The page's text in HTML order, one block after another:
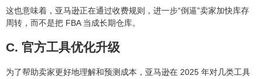
这也意味着，亚马逊正在通过收费规则，进一步“倒逼”卖家加快库存
周转，而不是把 FBA 当成长期仓库。
C. 官方工具优化升级
为了帮助卖家更好地理解和预测成本，亚马逊在 2025 年对几类工具